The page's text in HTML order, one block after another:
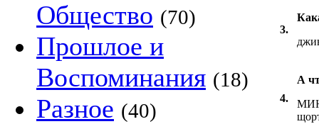
Общество (70)
Прошлое и
Воспоминания (18)
Разное (40)
3.
4.
А